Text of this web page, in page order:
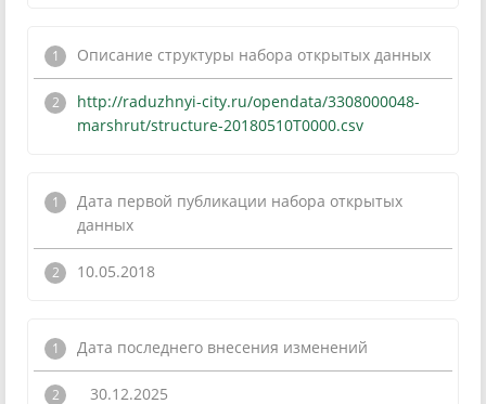
Описание структуры набора открытых данных
http://raduzhnyi-city.ru/opendata/3308000048-
marshrut/structure-20180510T0000.csv
Дата первой публикации набора открытых
данных
10.05.2018
Дата последнего внесения изменений
30.12.2025